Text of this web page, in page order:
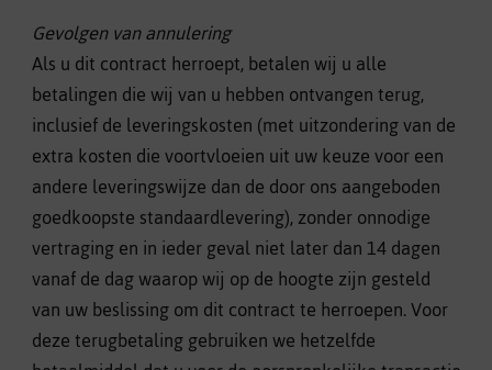
Gevolgen van annulering
Als u dit contract herroept, betalen wij u alle
betalingen die wij van u hebben ontvangen terug,
inclusief de leveringskosten (met uitzondering van de
extra kosten die voortvloeien uit uw keuze voor een
andere leveringswijze dan de door ons aangeboden
goedkoopste standaardlevering), zonder onnodige
vertraging en in ieder geval niet later dan 14 dagen
vanaf de dag waarop wij op de hoogte zijn gesteld
van uw beslissing om dit contract te herroepen. Voor
deze terugbetaling gebruiken we hetzelfde